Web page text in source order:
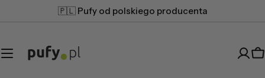
do
🇵🇱 Pufy od polskiego producenta